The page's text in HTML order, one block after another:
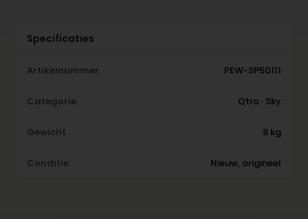
Specificaties
Artikelnummer PEW-SP50111
Categorie Qtro · Sky
Gewicht 8 kg
Conditie Nieuw, origineel